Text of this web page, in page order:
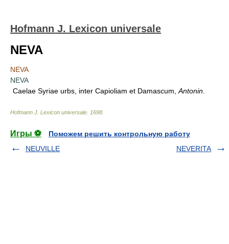
Hofmann J. Lexicon universale
NEVA
NEVA
NEVA
Caelae Syriae urbs, inter Capioliam et Damascum, Antonin
Hofmann J. Lexicon universale 1698
Игры ⚽
Поможем решить контрольную работу
NEUVILLE
NEVERITA